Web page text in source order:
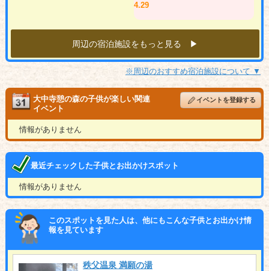
4.29
周辺の宿泊施設をもっと見る ▶︎
※周辺のおすすめ宿泊施設について ▼
大中寺憩の森の子供が楽しい関連
イベント
イベントを登録する
情報がありません
最近チェックした子供とお出かけスポット
情報がありません
このスポットを見た人は、他にもこんな子供とお出かけ情
報を見ています
秩父温泉 満願の湯